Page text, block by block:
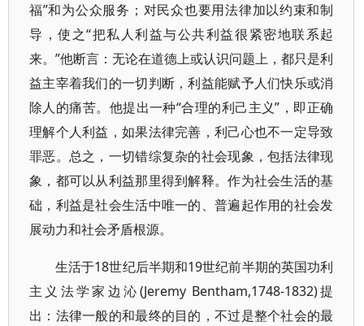
福”和为公众服务；对民众也要用法律加以约束和制
导，使之“把私人利益与公共利益很紧密地联系起
来。”他断言：无论在道德上或认识问题上，都只是利
益主宰着我们的一切判断，利益能赋予人们快乐或消
除人的痛苦。他提出一种“合理的利己主义”，即正确
理解个人利益，如果法律完善，利己心也不一定导致
罪恶。总之，一切错综复杂的社会现象，包括法律现
象，都可以从利益那里得到解释。作为社会生活的基
础，利益是社会生活中唯一的、普遍起作用的社会发
展动力和社会矛盾根源。
生活于18世纪后半期和19世纪前半期的英国功利
主义法学家边沁(Jeremy Bentham,1748-1832)提
出：法律一般的和最终的目的，不过是整个社会的最